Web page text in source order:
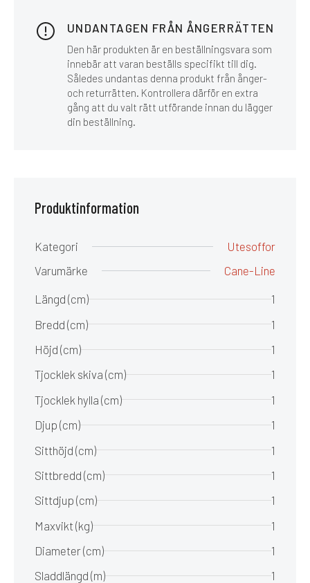
UNDANTAGEN FRÅN ÅNGERRÄTTEN
Den här produkten är en beställningsvara som
innebär att varan beställs specifikt till dig.
Således undantas denna produkt från ånger-
och returrätten. Kontrollera därför en extra
gång att du valt rätt utförande innan du lägger
din beställning.
Produktinformation
Kategori
Utesoffor
Varumärke
Cane-Line
Längd (cm)
1
Bredd (cm)
1
Höjd (cm)
1
Tjocklek skiva (cm)
1
Tjocklek hylla (cm)
1
Djup (cm)
1
Sitthöjd (cm)
1
Sittbredd (cm)
1
Sittdjup (cm)
1
Maxvikt (kg)
1
Diameter (cm)
1
Sladdlängd (m)
1